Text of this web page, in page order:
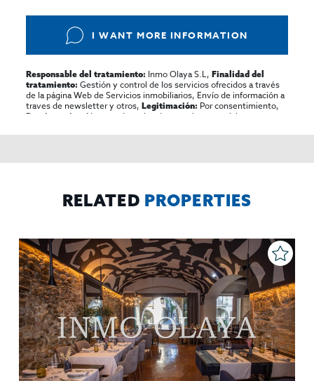
I WANT MORE INFORMATION
Responsable del tratamiento: Inmo Olaya S.L,Finalidad del
tratamiento: Gestión y control de los servicios ofrecidos a través
de la página Web de Servicios inmobiliarios, Envío de información a
traves de newsletter y otros,Legitimación: Por consentimiento,
Destinatarios:
No se cederan los datos, salvo para elaborar
rectificar y suprimir los datos, solicitar la portabilidad de los
RELATED PROPERTIES